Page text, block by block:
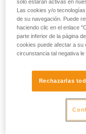
solo estarán activas en
Las cookies y/o
de su navegación. Puede
haciendo clic en el enlace
parte inferior de la página
cookies puede afectar a su
circunstancia tal negativa
Rechazarlas